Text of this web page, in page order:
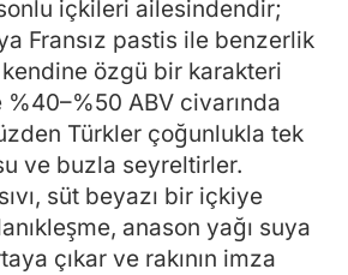
içkileri ailesindendir;
Fransız pastis ile benzerlik
özgü bir karakteri
%40–%50 ABV civarında
Türkler çoğunlukla tek
ve buzla seyreltirler.
süt beyazı bir içkiye
anason yağı suya
çıkar ve rakının imza